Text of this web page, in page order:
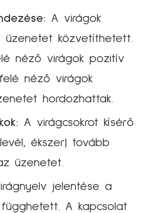
A virágok
üzenetet közvetíthetett.
néző virágok pozitív
néző virágok
hordozhattak.
A virágcsokrot kísérő
ékszer) tovább
üzenetet.
jelentése a
függhetett. A kapcsolat